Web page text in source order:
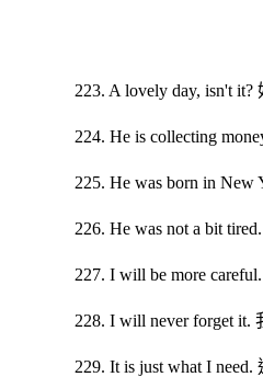
223. A lovely day, isn't
224. He is collecting
225. He was born in
226. He was not a bit
227. I will be more
228. I will never forget it.
229. It is just what I